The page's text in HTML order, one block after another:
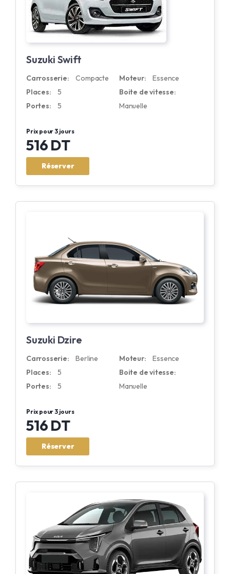
Suzuki Swift
Carrosserie:
Compacte
Places:
5
Portes:
5
Moteur:
Essence
Boite de vitesse:
Manuelle
Prix pour 3 jours
516 DT
Réserver
Suzuki Dzire
Carrosserie:
Berline
Places:
5
Portes:
5
Moteur:
Essence
Boite de vitesse:
Manuelle
Prix pour 3 jours
516 DT
Réserver